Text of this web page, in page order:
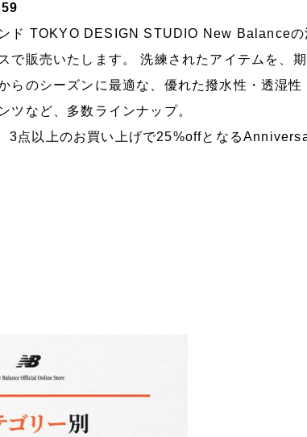
ド TOKYO DESIGN STUDIO New Balanceの
で販売いたします。 洗練されたアイテムを、
らのシーズンに最適な、優れた撥水性・透湿性
ツなど、多数ラインナップ。
3点以上のお買い上げで25%offとなる